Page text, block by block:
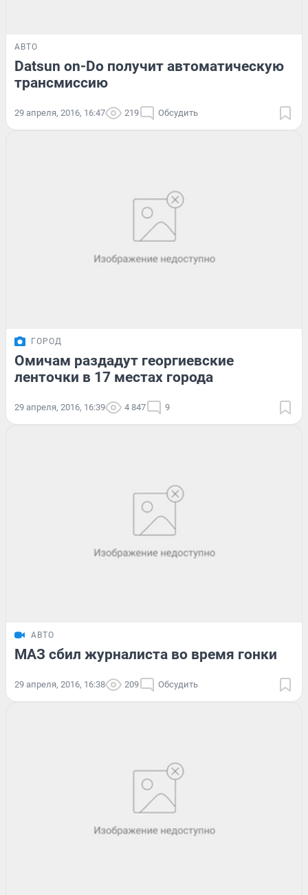
АВТО
Datsun on-Do получит автоматическую
трансмиссию
29 апреля, 2016, 16:47 219 Обсудить
ГОРОД
Омичам раздадут георгиевские
ленточки в 17 местах города
29 апреля, 2016, 16:39 4 847 9
АВТО
МАЗ сбил журналиста во время гонки
29 апреля, 2016, 16:38 209 Обсудить